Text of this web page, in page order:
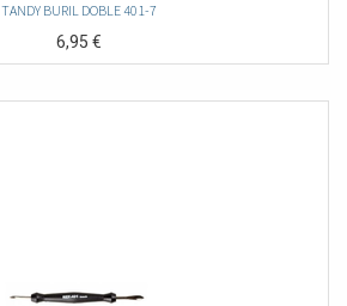
TANDY BURIL DOBLE 401-7
6,95€